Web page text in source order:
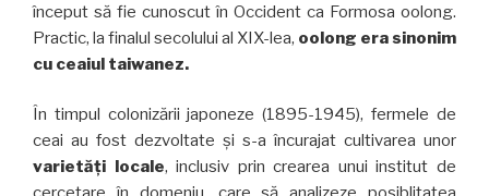
început să fie cunoscut în Occident ca Formosa oolong.
Practic, la finalul secolului al XIX-lea, oolong era sinonim
cu ceaiul taiwanez.
În timpul colonizării japoneze (1895-1945), fermele de
ceai au fost dezvoltate și s-a încurajat cultivarea unor
varietăți locale, inclusiv prin crearea unui institut de